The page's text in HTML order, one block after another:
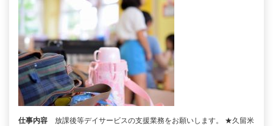
仕事内容
放課後等デイサービスの支援業務をお願いします。 ★久留米